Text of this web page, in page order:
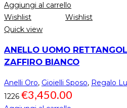
Aggiungi al carrello
Wishlist
Wishlist
Quick view
ANELLO UOMO
ZAFFIRO BIANCO
Anelli Oro, Gioielli Sposo, Regalo
1226 €3,450.00